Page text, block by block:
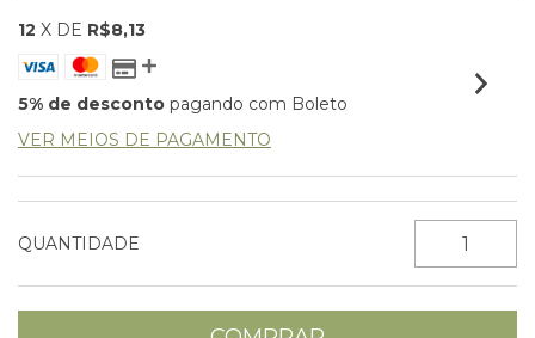
12 X DE R$8,13
5% de desconto pagando com Boleto
VER MEIOS DE PAGAMENTO
QUANTIDADE